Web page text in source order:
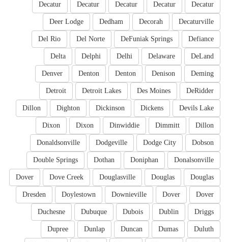
Decatur
Decatur
Decatur
Decatur
Decatur
Decaturville
Decorah
Dedham
Deer Lodge
Defiance
DeFuniak Springs
Del Norte
Del Rio
DeLand
Delaware
Delhi
Delphi
Delta
Deming
Denison
Denton
Denton
Denver
DeRidder
Des Moines
Detroit Lakes
Detroit
Devils Lake
Dickens
Dickinson
Dighton
Dillon
Dillon
Dimmitt
Dinwiddie
Dixon
Dixon
Dobson
Dodge City
Dodgeville
Donaldsonville
Donalsonville
Doniphan
Dothan
Double Springs
Douglas
Douglas
Douglasville
Dove Creek
Dover
Dover
Dover
Downieville
Doylestown
Dresden
Driggs
Dublin
Dubois
Dubuque
Duchesne
Duluth
Dumas
Duncan
Dunlap
Dupree